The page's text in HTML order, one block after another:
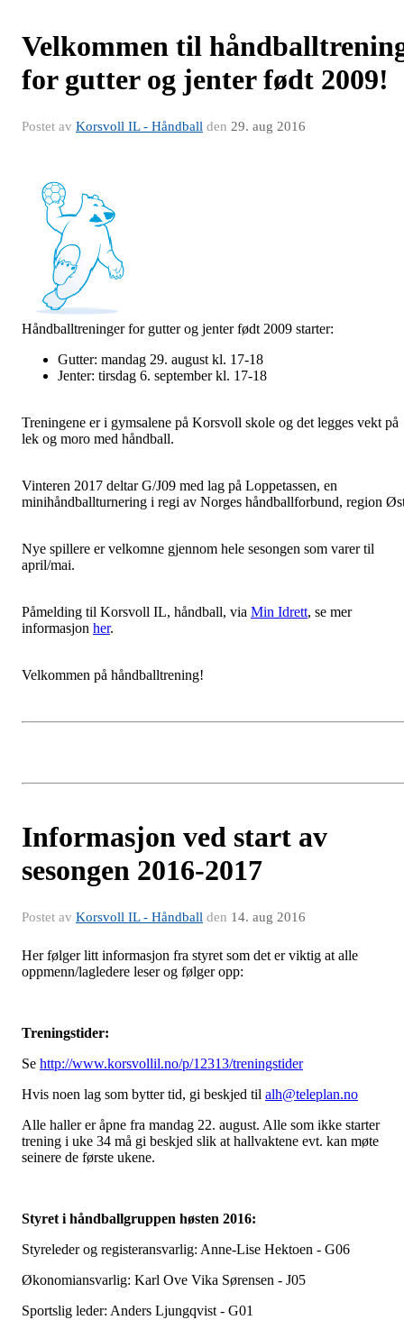
Velkommen til
for gutter og jenter født 2009!
Postet av Korsvoll IL - Håndball den 29. aug 2016
Håndballtreninger for gutter og jenter født 2009 starter:
Gutter: mandag 29. august kl. 17-18
Jenter: tirsdag 6. september kl. 17-18
Treningene er i gymsalene på Korsvoll skole og det legges vekt på
lek og moro med håndball.
Vinteren 2017 deltar G/J09 med lag på Loppetassen, en
minihåndballturnering i regi av Norges håndballforbund, region
Nye spillere er velkomne gjennom hele sesongen som varer til
april/mai.
Påmelding til Korsvoll IL, håndball, via Min Idrett, se mer
informasjon her.
Velkommen på håndballtrening!
Informasjon ved start av
sesongen 2016-2017
Postet av Korsvoll IL - Håndball den 14. aug 2016
Her følger litt informasjon fra styret som det er viktig at alle
oppmenn/lagledere leser og følger opp:
Treningstider:
Se http://www.korsvollil.no/p/12313/treningstider
Hvis noen lag som bytter tid, gi beskjed til alh@teleplan.no
Alle haller er åpne fra mandag 22. august. Alle som ikke starter
trening i uke 34 må gi beskjed slik at hallvaktene evt. kan møte
seinere de første ukene.
Styret i håndballgruppen høsten 2016:
Styreleder og registeransvarlig: Anne-Lise Hektoen - G06
Økonomiansvarlig: Karl Ove Vika Sørensen - J05
Sportslig leder: Anders Ljungqvist - G01